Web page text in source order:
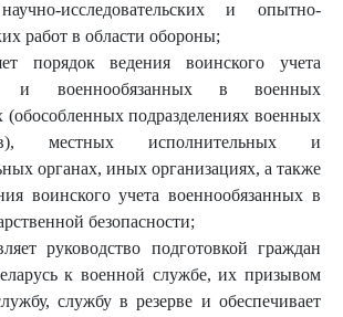
исследовательских и опытно-
работ в области обороны;
порядок ведения воинского учета
и военнообязанных в военных
(обособленных подразделениях военных
местных исполнительных и
органах, иных организациях, а также
воинского учета военнообязанных в
безопасности;
руководство подготовкой граждан
к военной службе, их призывом
службу в резерве и обеспечивает